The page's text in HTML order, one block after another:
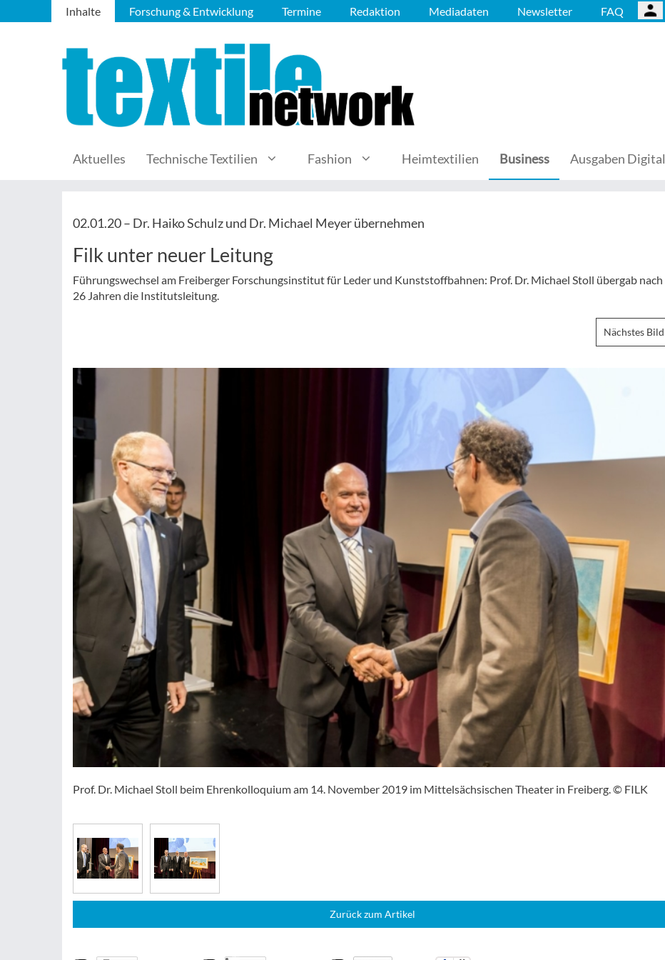
Inhalte Forschung & Entwicklung Termine Redaktion Mediadaten Newsletter FAQ
Aktuelles Technische Textilien Fashion Heimtextilien Business Ausgaben Digital
02.01.20 – Dr. Haiko Schulz und Dr. Michael Meyer übernehmen
Filk unter neuer Leitung
Führungswechsel am Freiberger Forschungsinstitut für Leder und Kunststoffbahnen: Prof. Dr. Michael Stoll übergab nach
26 Jahren die Institutsleitung.
Nächstes Bild
Prof. Dr. Michael Stoll beim Ehrenkolloquium am 14. November 2019 im Mittelsächsischen Theater in Freiberg. © FILK
Zurück zum Artikel